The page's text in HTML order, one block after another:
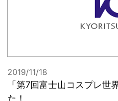
2019/11/18
「第7回富士山コスプレ世
た！